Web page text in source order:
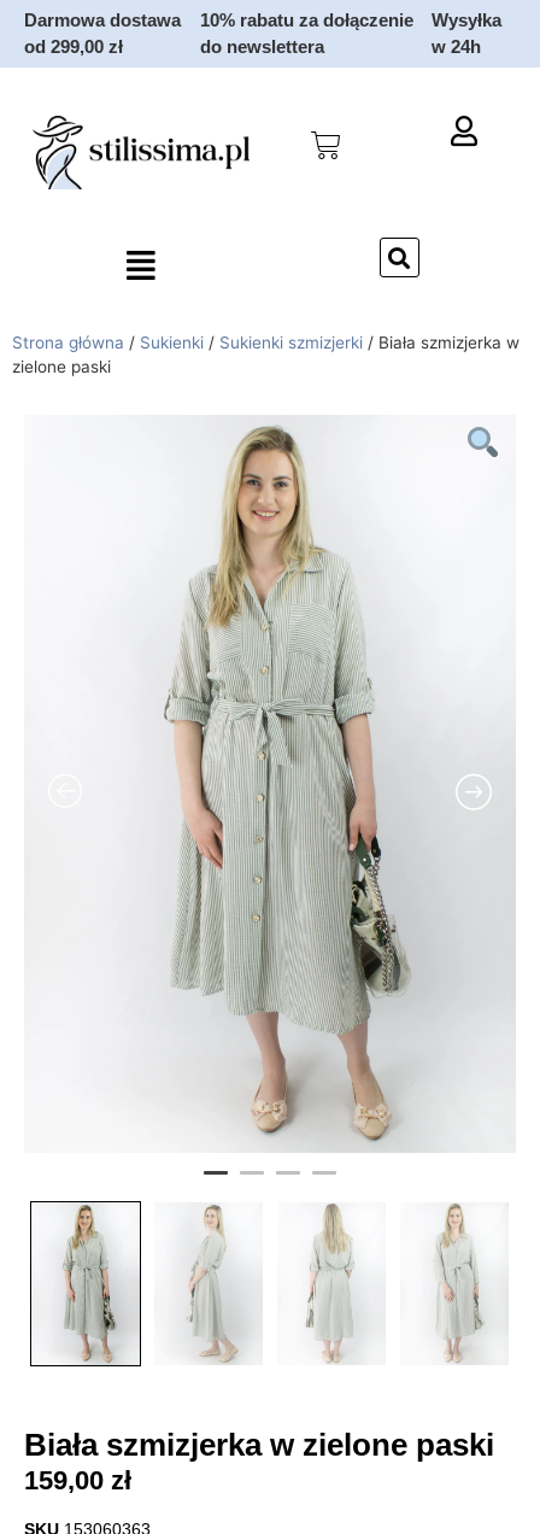
Darmowa dostawa
od 299,00 zł
10% rabatu za dołączenie
do newslettera
Wysyłka
w 24h
Strona główna / Sukienki / Sukienki szmizjerki / Biała szmizjerka w
zielone paski
Biała szmizjerka w zielone paski
159,00 zł
SKU 153060363